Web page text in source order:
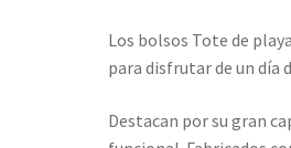
Los bolsos Tote de
para disfrutar de un día
Destacan por su gran